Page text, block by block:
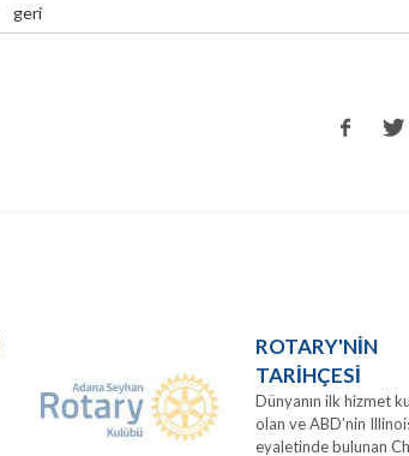
geri
ROTARY'NİN
TARİHÇESİ
Dünyanın ilk hizmet
olan ve ABD’nin
eyaletinde bulunan